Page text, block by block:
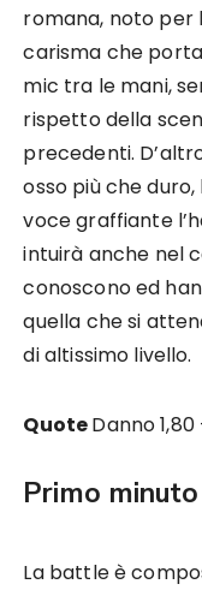
romana, noto per
carisma che
mic tra le mani,
rispetto della
precedenti.
osso più che
voce graffiante
intuirà anche nel
conoscono ed
quella che si
di altissimo livello.
QuoteDanno
Primo minuto
La battle è